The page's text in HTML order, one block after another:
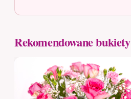
Rekomendowane bukiety